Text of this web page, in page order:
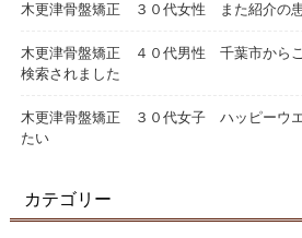
木更津骨盤矯正 ３０代女性 また紹介の
木更津骨盤矯正 ４０代男性 千葉市から
検索されました
木更津骨盤矯正 ３０代女子 ハッピーウ
たい
カテゴリー